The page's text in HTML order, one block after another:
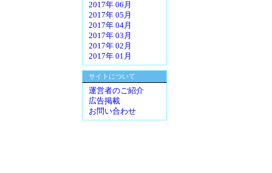
2017年 06月
2017年 05月
2017年 04月
2017年 03月
2017年 02月
2017年 01月
サイトについて
運営者のご紹介
広告掲載
お問い合わせ